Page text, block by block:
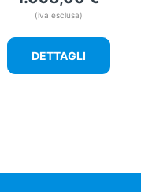
(iva esclusa)
DETTAGLI